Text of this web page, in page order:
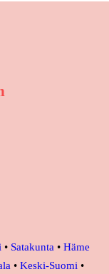
• Satakunta • Häme
• Keski-Suomi •